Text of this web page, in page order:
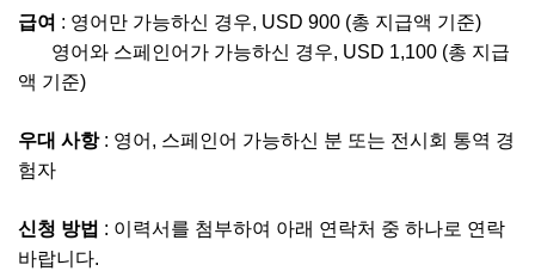
급여 : 영어만 가능하신 경우, USD 900 (총 지급액 기준)
영어와 스페인어가 가능하신 경우, USD 1,100 (총 지급
액 기준)
우대 사항: 영어, 스페인어 가능하신 분 또는 전시회 통역 경
험자
신청 방법 : 이력서를 첨부하여 아래 연락처 중 하나로 연락
바랍니다.